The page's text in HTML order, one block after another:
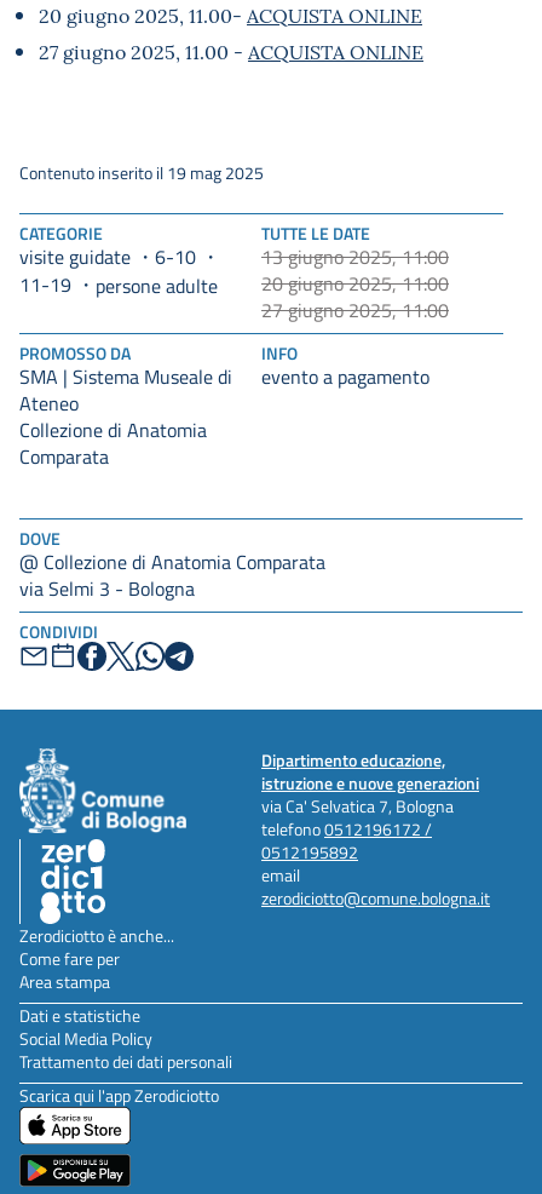
DOVE
@ Collezione di Anatomia Comparata
via Selmi 3 - Bologna
CONDIVIDI
20 giugno 2025, 11.00- ACQUISTA ONLINE
27 giugno 2025, 11.00 - ACQUISTA ONLINE
CATEGORIE
visite guidate
6-10
11-19
persone adulte
TUTTE LE DATE
13 giugno 2025, 11:00
20 giugno 2025, 11:00
27 giugno 2025, 11:00
PROMOSSO DA
SMA | Sistema Museale di
Ateneo
Collezione di Anatomia
Comparata
INFO
evento a pagamento
Contenuto inserito il 19 mag 2025
Dipartimento educazione,
istruzione e nuove generazioni
via Ca' Selvatica 7, Bologna
telefono0512196172 /
0512195892
email
zerodiciotto@comune.bologna.it
Zerodiciotto è anche...
Come fare per
Area stampa
Dati e statistiche
Social Media Policy
Trattamento dei dati personali
Scarica qui l'app Zerodiciotto